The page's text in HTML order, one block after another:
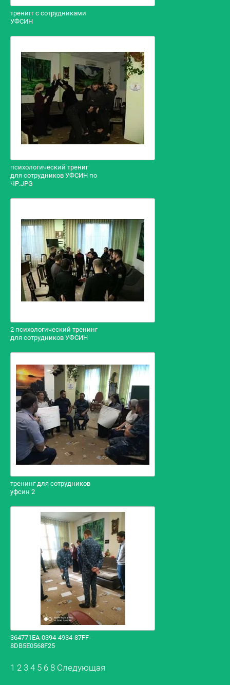
тренигг с сотрудниками
УФСИН
психологический трениг
для сотрудников УФСИН по
ЧР.JPG
2 психологический тренинг
для сотрудников УФСИН
тренинг для сотрудников
уфсин 2
364771EA-0394-4934-87FF-
8DB5E0568F25
1 2 3 4 5 6 8 Следующая